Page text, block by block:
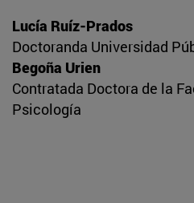
Lucía Ruíz-Prados
Doctoranda Universidad
Begoña Urien
Contratada Doctora de la
Psicología